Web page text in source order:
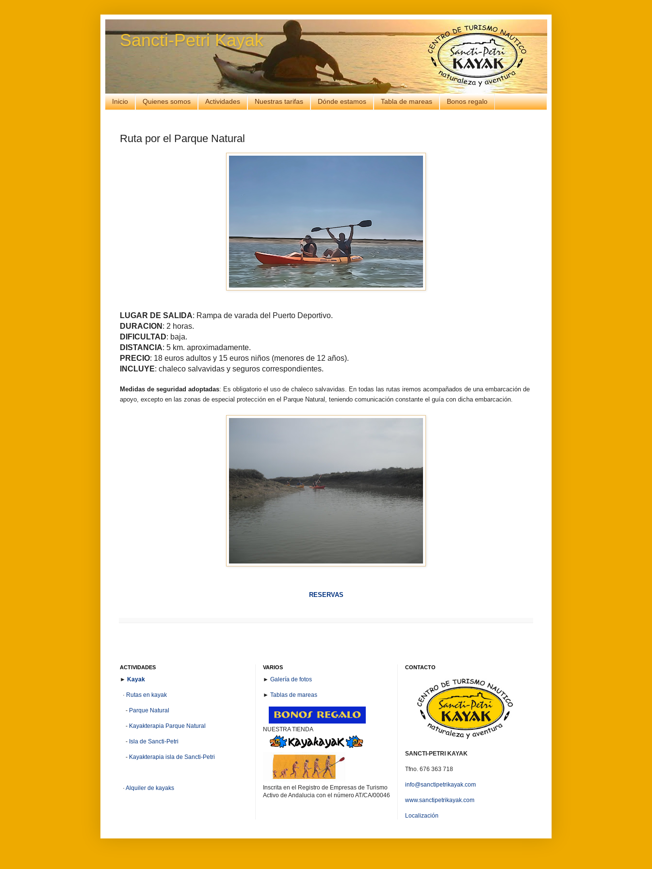
Sancti-Petri Kayak
Inicio Quienes somos Actividades Nuestras tarifas Dónde estamos Tabla de mareas Bonos regalo
Ruta por el Parque Natural
LUGAR DE SALIDA: Rampa de varada del Puerto Deportivo.
DURACION : 2 horas.
DIFICULTAD: baja.
DISTANCIA: 5 km. aproximadamente.
PRECIO: 18 euros adultos y 15 euros niños (menores de 12 años).
INCLUYE: chaleco salvavidas y seguros correspondientes.
Medidas de seguridad adoptadas: Es obligatorio el uso de chaleco salvavidas. En todas las rutas iremos acompañados de una embarcación de
apoyo, excepto en las zonas de especial protección en el Parque Natural, teniendo comunicación constante el guía con dicha embarcación.
RESERVAS
ACTIVIDADES
► Kayak
· Rutas en kayak
- Parque Natural
- Kayakterapia Parque Natural
- Isla de Sancti-Petri
- Kayakterapia isla de Sancti-Petri
· Alquiler de kayaks
VARIOS
► Galería de fotos
► Tablas de mareas
NUESTRA TIENDA
Inscrita en el Registro de Empresas de Turismo
Activo de Andalucia con el número AT/CA/00046
CONTACTO
SANCTI-PETRI KAYAK
Tfno. 676 363 718
info@sanctipetrikayak.com
www.sanctipetrikayak.com
Localización